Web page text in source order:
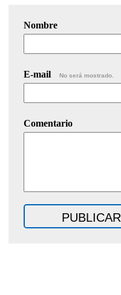
Nombre
E-mail No será mostrado.
Comentario